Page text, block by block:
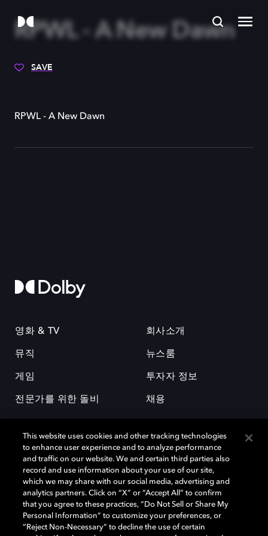
RPWL - A New Dawn
SAVE
RPWL - A New Dawn
영화 & TV
뮤직
게임
전문가를 위한 돌비
회사소개
뉴스룸
투자자 정보
채용
돌비(Dolby)와 double-D 심볼은 미국 및 기타 국가 돌비래버러토리스
(Dolby Laboratories, Inc.)의 등록 및 미등록 상표이다. 그 밖에 다른 자료에
기재된 상표는 해당 상표 소유권자의 등록상표로 유지된다. © 2025 Dolby
Laboratories, Inc. All rights reserved.
This website uses cookies and other tracking technologies
to enhance user experience and to analyze performance
and traffic on our website. We and certain third parties also
record and use information about your use of our site,
which we may share with our social media, advertising and
analytics partners. Click on “X” or “Accept All” to confirm
that you agree to these practices, “Do Not Sell or Share My
Personal Information” to customize your preferences, or
“Reject Non-Necessary” to decline the use of certain